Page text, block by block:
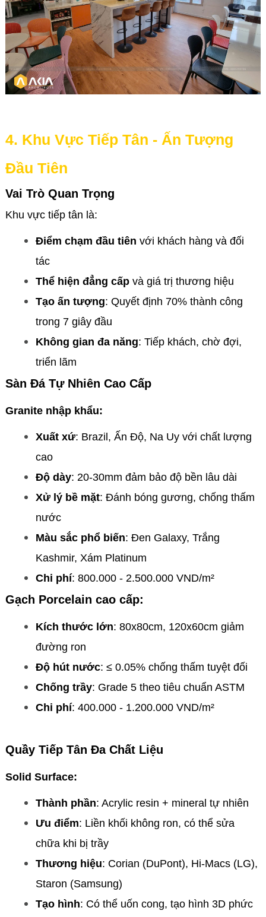
4. Khu Vực Tiếp Tân - Ấn Tượng
Đầu Tiên
Vai Trò Quan Trọng
Khu vực tiếp tân là:
Điểm chạm đầu tiên với khách hàng và đối
tác
Thể hiện đẳng cấpvà giá trị thương hiệu
Tạo ấn tượng: Quyết định 70% thành công
trong 7 giây đầu
Không gian đa năng: Tiếp khách, chờ đợi,
triển lãm
Sàn Đá Tự Nhiên Cao Cấp
Granite nhập khẩu:
Xuất xứ: Brazil, Ấn Độ, Na Uy với chất lượng
cao
Độ dày: 20-30mm đảm bảo độ bền lâu dài
Xử lý bề mặt: Đánh bóng gương, chống thấm
nước
Màu sắc phổ biến: Đen Galaxy, Trắng
Kashmir, Xám Platinum
Chi phí: 800.000 - 2.500.000 VND/m²
Gạch Porcelain cao cấp:
Kích thước lớn: 80x80cm, 120x60cm giảm
đường ron
Độ hút nước: ≤ 0.05% chống thấm tuyệt đối
Chống trầy: Grade 5 theo tiêu chuẩn ASTM
Chi phí: 400.000 - 1.200.000 VND/m²
Quầy Tiếp Tân Đa Chất Liệu
Solid Surface:
Thành phần: Acrylic resin + mineral tự nhiên
Ưu điểm: Liền khối không ron, có thể sửa
chữa khi bị trầy
Thương hiệu: Corian (DuPont), Hi-Macs (LG),
Staron (Samsung)
Tạo hình: Có thể uốn cong, tạo hình 3D phức